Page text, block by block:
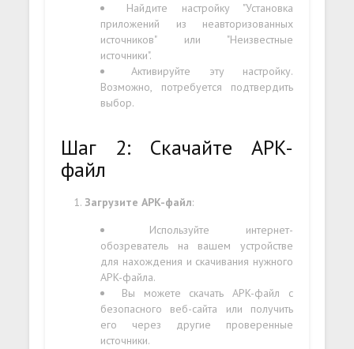
Найдите настройку "Установка
приложений из неавторизованных
источников" или "Неизвестные
источники".
Активируйте эту настройку.
Возможно, потребуется подтвердить
выбор.
Шаг 2: Скачайте APK-
файл
Загрузите APK-файл:
Используйте интернет-
обозреватель на вашем устройстве
для нахождения и скачивания нужного
APK-файла.
Вы можете скачать APK-файл с
безопасного веб-сайта или получить
его через другие проверенные
источники.